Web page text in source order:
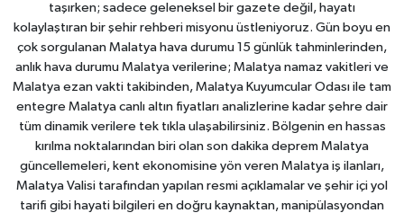
taşırken; sadece geleneksel bir gazete değil, hayatı
kolaylaştıran bir şehir rehberi misyonu üstleniyoruz. Gün boyu en
çok sorgulanan Malatya hava durumu 15 günlük tahminlerinden,
anlık hava durumu Malatya verilerine; Malatya namaz vakitleri ve
Malatya ezan vakti takibinden, Malatya Kuyumcular Odası ile tam
entegre Malatya canlı altın fiyatları analizlerine kadar şehre dair
tüm dinamik verilere tek tıkla ulaşabilirsiniz. Bölgenin en hassas
kırılma noktalarından biri olan son dakika deprem Malatya
güncellemeleri, kent ekonomisine yön veren Malatya iş ilanları,
Malatya Valisi tarafından yapılan resmi açıklamalar ve şehir içi yol
tarifi gibi hayati bilgileri en doğru kaynaktan, manipülasyondan